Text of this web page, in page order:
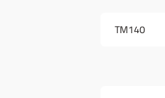
TM140